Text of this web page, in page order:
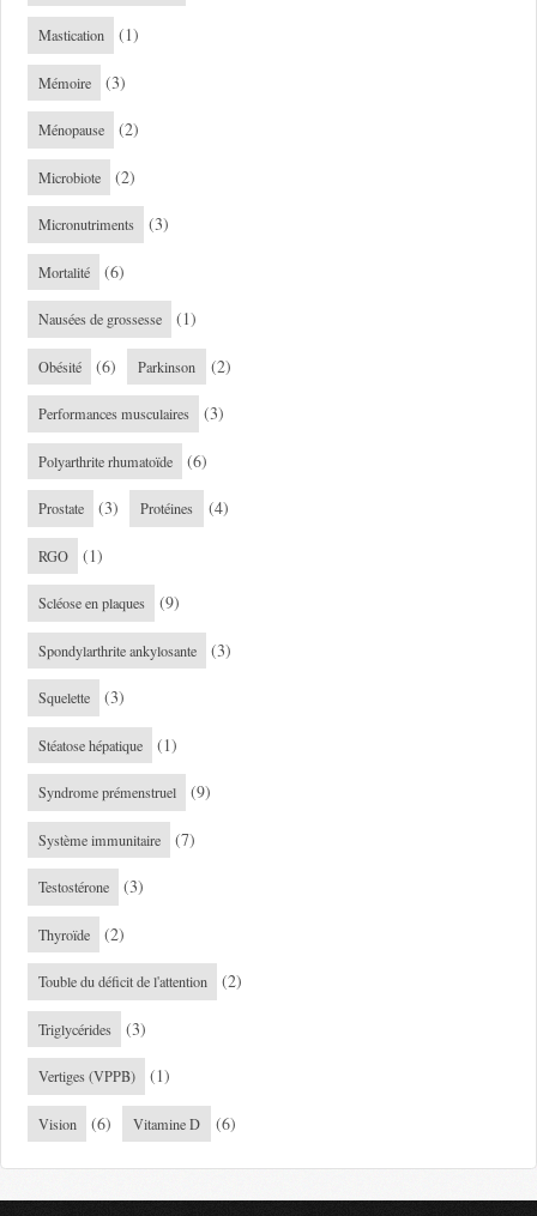
Mastication (1)
Mémoire (3)
Ménopause (2)
Microbiote (2)
Micronutriments (3)
Mortalité (6)
Nausées de grossesse (1)
Obésité (6) Parkinson (2)
Performances musculaires (3)
Polyarthrite rhumatoïde (6)
Prostate (3) Protéines (4)
RGO (1)
Scléose en plaques (9)
Spondylarthrite ankylosante (3)
Squelette (3)
Stéatose hépatique (1)
Syndrome prémenstruel (9)
Système immunitaire (7)
Testostérone (3)
Thyroïde (2)
Touble du déficit de l'attention (2)
Triglycérides (3)
Vertiges (VPPB) (1)
Vision (6) Vitamine D (6)